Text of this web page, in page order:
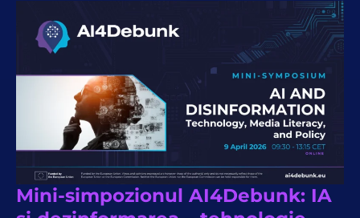
Mini-simpozionul AI4Debunk: IA